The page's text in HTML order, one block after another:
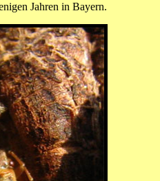
Jahren in Bayern.